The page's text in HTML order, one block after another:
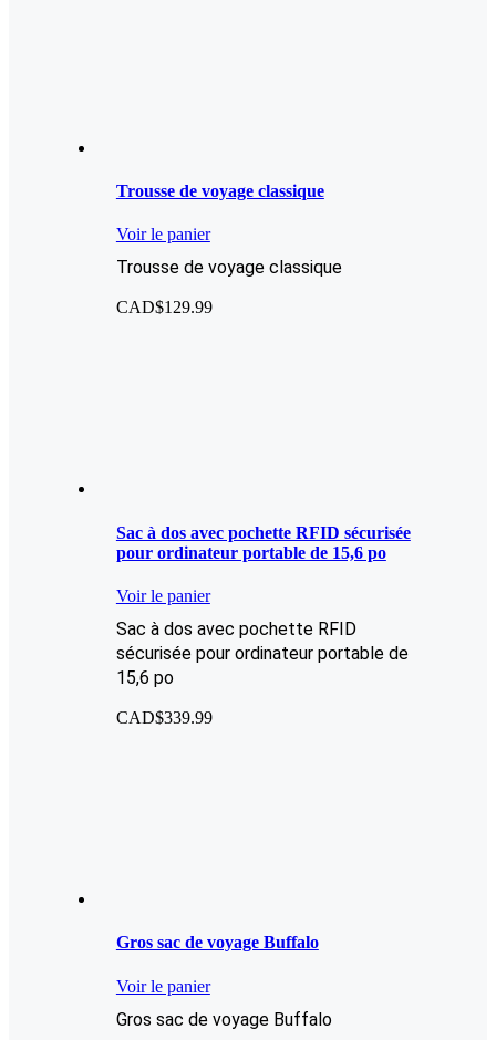
Trousse de voyage classique
Voir le panier
Trousse de voyage classique
CAD$129.99
Sac à dos avec pochette RFID sécurisée
pour ordinateur portable de 15,6 po
Voir le panier
Sac à dos avec pochette RFID
sécurisée pour ordinateur portable de
15,6 po
CAD$339.99
Gros sac de voyage Buffalo
Voir le panier
Gros sac de voyage Buffalo